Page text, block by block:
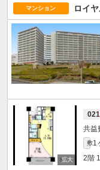
マンション ロイ
敷1
2階